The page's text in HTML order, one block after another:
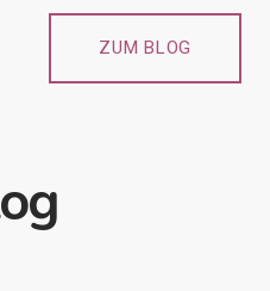
ZUM BLOG